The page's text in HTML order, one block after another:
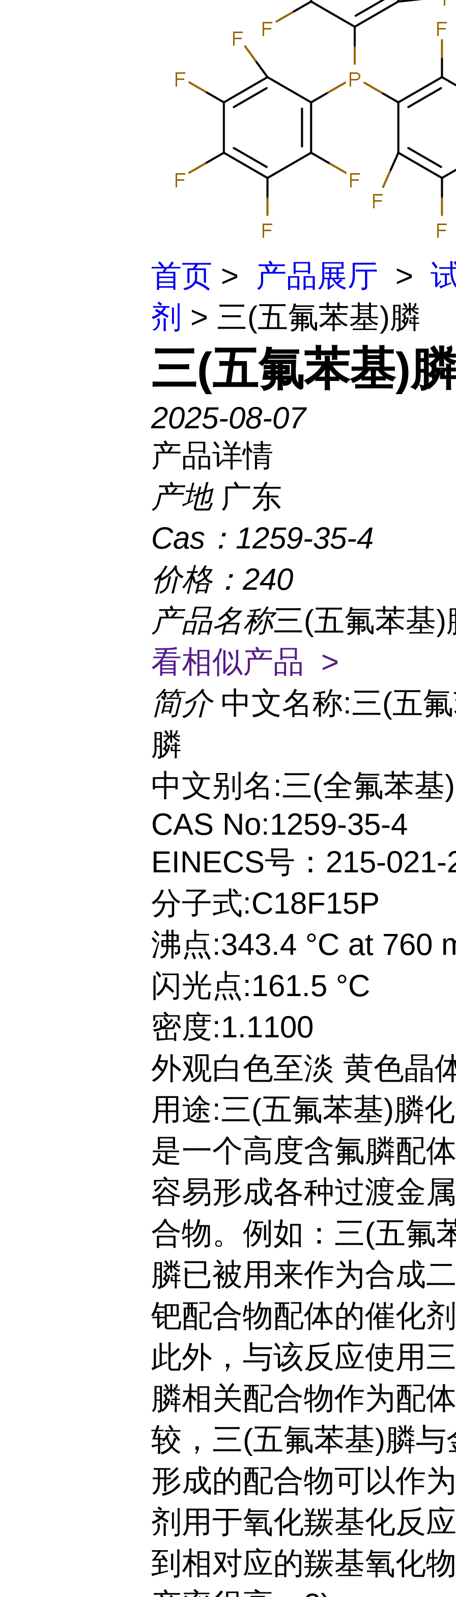
首页 > 产品展厅 >
剂 > 三(五氟苯基)膦
三(五氟苯基)膦
2025-08-07
产品详情
产地 广东
Cas： 1259-35-4
价格： 240
产品名称三(五氟苯基
看相似产品 >
简介 中文名称:三(五
膦
中文别名:三(全氟苯基
CAS No:1259-35-4
EINECS号：215-021-
分子式:C18F15P
沸点:343.4 °C at 760
闪光点:161.5 °C
密度:1.1100
外观白色至淡 黄色晶
用途:三(五氟苯基)膦
是一个高度含氟膦配
容易形成各种过渡金
合物。例如：三(五氟
膦已被用来作为合成
钯配合物配体的催化
此外，与该反应使用
膦相关配合物作为配
较，三(五氟苯基)膦与
形成的配合物可以作
剂用于氧化羰基化反
到相对应的羰基氧化